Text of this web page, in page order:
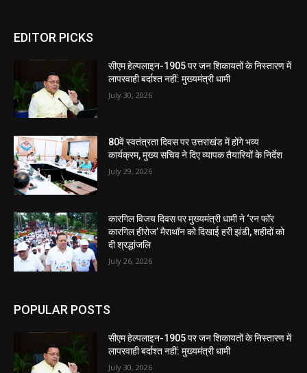
EDITOR PICKS
सीएम हेल्पलाइन-1905 पर जन शिकायतों के निस्तारण में
लापरवाही बर्दाश्त नहीं: मुख्यमंत्री धामी
July 30, 2026
80वें स्वतंत्रता दिवस पर उत्तराखंड में होंगे भव्य
कार्यक्रम, मुख्य सचिव ने दिए व्यापक तैयारियों के निर्देश
July 29, 2026
कारगिल विजय दिवस पर मुख्यमंत्री धामी ने ‘रन फॉर
कारगिल हीरोज’ मैराथॉन को दिखाई हरी झंडी, शहीदों को
दी श्रद्धांजलि
July 26, 2026
POPULAR POSTS
सीएम हेल्पलाइन-1905 पर जन शिकायतों के निस्तारण में
लापरवाही बर्दाश्त नहीं: मुख्यमंत्री धामी
July 30, 2026